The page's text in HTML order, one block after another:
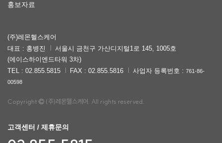
홍보자료
(주)레몬헬스케어
대표 : 홍병진
서울시 금천구 가산디지털1로 145, 1005호
(에이스하이엔드타워 3차)
TEL : 02.855.5815
FAX : 02.855.5816 사업자 등록번호 : 761-86-
00598
Copyright (주)레몬헬스케어. All rights reserved.
고객센터 / 제휴문의